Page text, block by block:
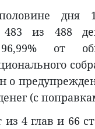
дня
483 из 488
96,99% от
о
(с
из 4 глав и 66